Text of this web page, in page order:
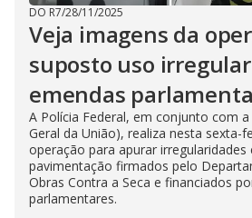
DO R7/28/11/2025
Veja imagens da
suposto uso
emendas
A Polícia Federal, em conjunto com
Geral da União), realiza nesta sexta-
operação para apurar
pavimentação firmados pelo
Obras Contra a Seca e financiados
parlamentares.